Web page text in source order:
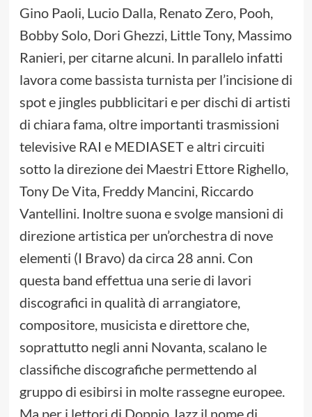
Gino Paoli, Lucio Dalla, Renato Zero, Pooh,
Bobby Solo, Dori Ghezzi, Little Tony, Massimo
Ranieri, per citarne alcuni. In parallelo infatti
lavora come bassista turnista per l’incisione di
spot e jingles pubblicitari e per dischi di artisti
di chiara fama, oltre importanti trasmissioni
televisive RAI e MEDIASET e altri circuiti
sotto la direzione dei Maestri Ettore Righello,
Tony De Vita, Freddy Mancini, Riccardo
Vantellini. Inoltre suona e svolge mansioni di
direzione artistica per un’orchestra di nove
elementi (I Bravo) da circa 28 anni. Con
questa band effettua una serie di lavori
discografici in qualità di arrangiatore,
compositore, musicista e direttore che,
soprattutto negli anni Novanta, scalano le
classifiche discografiche permettendo al
gruppo di esibirsi in molte rassegne europee.